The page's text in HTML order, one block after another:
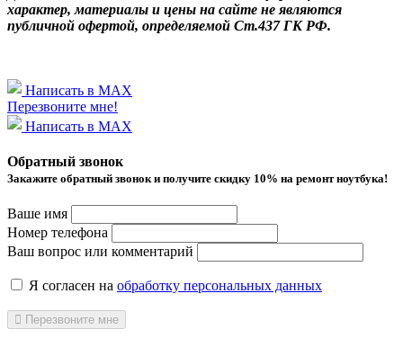
характер, материалы и цены на сайте не являются
публичной офертой, определяемой Ст.437 ГК РФ.
Написать в MAX
Перезвоните мне!
Написать в MAX
Обратный звонок
Закажите обратный звонок и получитe скидку 10% на ремонт ноутбука!
Ваше имя
Номер телефона
Ваш вопрос или комментарий
Я согласен на обработку персональных данных
Перезвоните мне